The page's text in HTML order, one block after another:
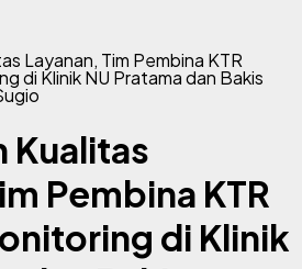
Layanan, Tim Pembina KTR
di Klinik NU Pratama dan Bakis
Kualitas
Pembina KTR
di Klinik